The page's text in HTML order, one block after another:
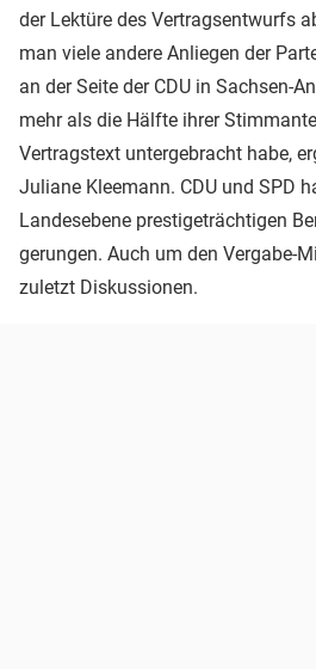
der Lektüre des Vertragsentwurfs
man viele andere Anliegen der
an der Seite der CDU in Sachsen-
mehr als die Hälfte ihrer
Vertragstext untergebracht habe,
Juliane Kleemann. CDU und SPD
Landesebene prestigeträchtigen
gerungen. Auch um den Vergabe-
zuletzt Diskussionen.